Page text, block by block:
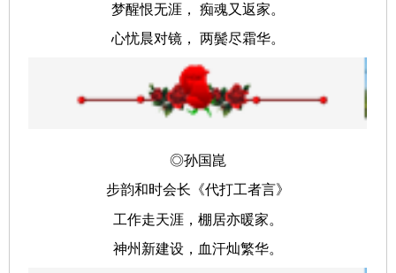
梦醒恨无涯， 痴魂又返家。
心忧晨对镜， 两鬓尽霜华。
◎孙国崑
步韵和时会长《代打工者言》
工作走天涯，棚居亦暖家。
神州新建设，血汗灿繁华。